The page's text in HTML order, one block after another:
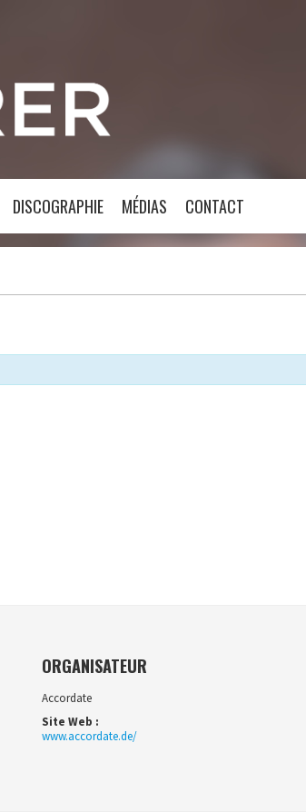
DISCOGRAPHIE MÉDIAS CONTACT
ORGANISATEUR
Accordate
Site Web :
www.accordate.de/